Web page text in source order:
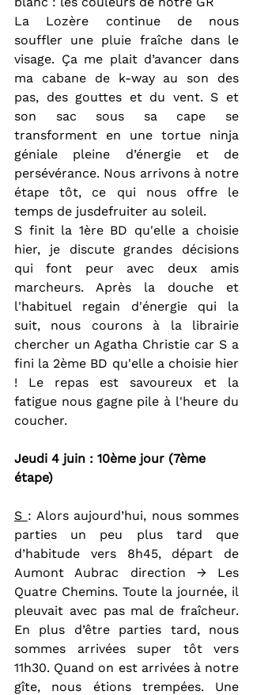
La Lozère continue de nous
souffler une pluie fraîche dans le
visage. Ça me plait d’avancer dans
ma cabane de k-way au son des
pas, des gouttes et du vent. S et
son sac sous sa cape se
transforment en une tortue ninja
géniale pleine d’énergie et de
persévérance. Nous arrivons à notre
étape tôt, ce qui nous offre le
temps de jusdefruiter au soleil.
S finit la 1ère BD qu'elle a choisie
hier, je discute grandes décisions
qui font peur avec deux amis
marcheurs. Après la douche et
l'habituel regain d'énergie qui la
suit, nous courons à la librairie
chercher un Agatha Christie car S a
fini la 2ème BD qu'elle a choisie hier
! Le repas est savoureux et la
fatigue nous gagne pile à l'heure du
coucher.
Jeudi 4 juin : 10ème jour (7ème
étape)
S : Alors aujourd’hui, nous sommes
parties un peu plus tard que
d’habitude vers 8h45, départ de
Aumont Aubrac direction → Les
Quatre Chemins. Toute la journée, il
pleuvait avec pas mal de fraîcheur.
En plus d’être parties tard, nous
sommes arrivées super tôt vers
11h30. Quand on est arrivées à notre
gîte, nous étions trempées. Une